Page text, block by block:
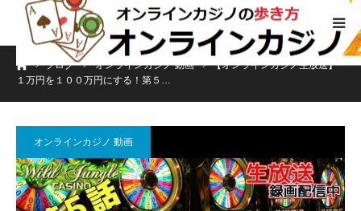
ホームブログ オンラインカジノ 動画
【オンラインカジノ生放送】
１万円を１００万円にする！第５…
オンラインカジノ 動画